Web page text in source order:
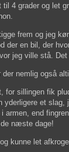
til 4 grader og let
frem og jeg
der en bil, der
jeg ville stå.
nemlig også
for sillingen fik
yderligere et
armen, end
næste dage!
kunne let